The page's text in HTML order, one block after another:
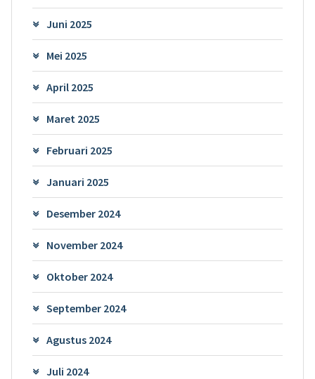
Juni 2025
Mei 2025
April 2025
Maret 2025
Februari 2025
Januari 2025
Desember 2024
November 2024
Oktober 2024
September 2024
Agustus 2024
Juli 2024